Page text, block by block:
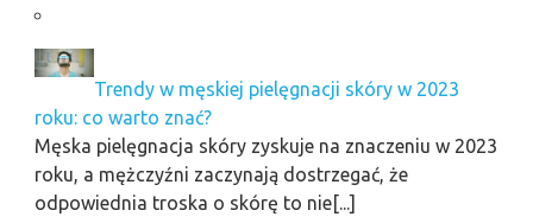
Trendy w męskiej pielęgnacji skóry w 2023
roku: co warto znać?
Męska pielęgnacja skóry zyskuje na znaczeniu w 2023
roku, a mężczyźni zaczynają dostrzegać, że
odpowiednia troska o skórę to nie[...]